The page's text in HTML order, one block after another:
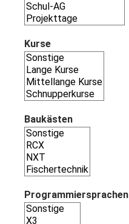
Kurse
Baukästen
Programmiersprachen